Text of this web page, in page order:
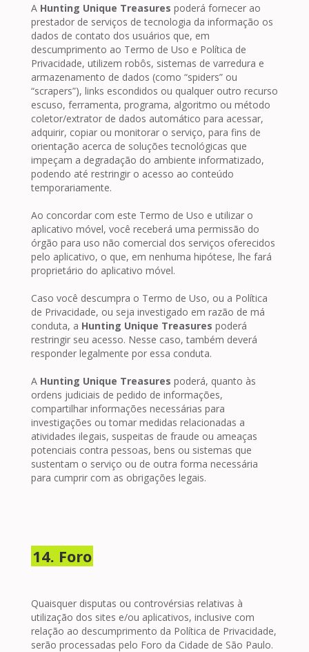
A Hunting Unique Treasures poderá fornecer ao
prestador de serviços de tecnologia da informação os
dados de contato dos usuários que, em
descumprimento ao Termo de Uso e Política de
Privacidade, utilizem robôs, sistemas de varredura e
armazenamento de dados (como “spiders” ou
“scrapers”), links escondidos ou qualquer outro recurso
escuso, ferramenta, programa, algoritmo ou método
coletor/extrator de dados automático para acessar,
adquirir, copiar ou monitorar o serviço, para fins de
orientação acerca de soluções tecnológicas que
impeçam a degradação do ambiente informatizado,
podendo até restringir o acesso ao conteúdo
temporariamente.
Ao concordar com este Termo de Uso e utilizar o
aplicativo móvel, você receberá uma permissão do
órgão para uso não comercial dos serviços oferecidos
pelo aplicativo, o que, em nenhuma hipótese, lhe fará
proprietário do aplicativo móvel.
Caso você descumpra o Termo de Uso, ou a Política
de Privacidade, ou seja investigado em razão de má
conduta, a Hunting Unique Treasures poderá
restringir seu acesso. Nesse caso, também deverá
responder legalmente por essa conduta.
A Hunting Unique Treasures poderá, quanto às
ordens judiciais de pedido de informações,
compartilhar informações necessárias para
investigações ou tomar medidas relacionadas a
atividades ilegais, suspeitas de fraude ou ameaças
potenciais contra pessoas, bens ou sistemas que
sustentam o serviço ou de outra forma necessária
para cumprir com as obrigações legais.
14. Foro
Quaisquer disputas ou controvérsias relativas à
utilização dos sites e/ou aplicativos, inclusive com
relação ao descumprimento da Política de Privacidade,
serão processadas pelo Foro da Cidade de São Paulo.